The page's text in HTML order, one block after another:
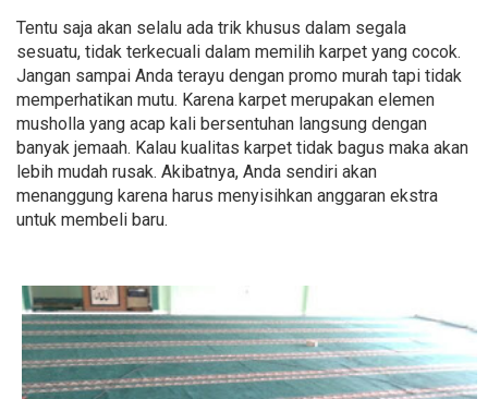
Tentu saja akan selalu ada trik khusus dalam segala
sesuatu, tidak terkecuali dalam memilih karpet yang cocok.
Jangan sampai Anda terayu dengan promo murah tapi tidak
memperhatikan mutu. Karena karpet merupakan elemen
musholla yang acap kali bersentuhan langsung dengan
banyak jemaah. Kalau kualitas karpet tidak bagus maka akan
lebih mudah rusak. Akibatnya, Anda sendiri akan
menanggung karena harus menyisihkan anggaran ekstra
untuk membeli baru.